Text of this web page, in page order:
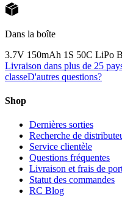
Dans la boîte
3.7V 150mAh 1S 50C LiPo
Livraison dans plus de 25
classeD'autres questions?
Shop
Dernières sorties
Recherche de
Service clientèle
Questions fréquentes
Livraison et frais de
Statut des commandes
RC Blog